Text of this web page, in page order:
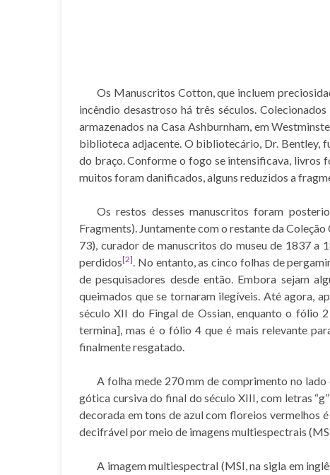
Os Manuscritos Cotton, que incluem
incêndio desastroso há três séculos.
armazenados na Casa Ashburnham, em
biblioteca adjacente. O bibliotecário, Dr. Bentley,
do braço. Conforme o fogo se intensificava, livros
muitos foram danificados, alguns reduzidos a
Os restos desses manuscritos foram
Fragments). Juntamente com o restante da
73), curador de manuscritos do museu de 1837 a
perdidos[2]. No entanto, as cinco folhas de
de pesquisadores desde então. Embora sejam
queimados que se tornaram ilegíveis. Até agora,
século XII do Fingal de Ossian, enquanto o fólio
termina], mas é o fólio 4 que é mais relevante
finalmente resgatado.
A folha mede 270 mm de comprimento no
gótica cursiva do final do século XIII, com letras
decorada em tons de azul com floreios vermelhos
decifrável por meio de imagens multiespectrais
A imagem multiespectral (MSI, na sigla em